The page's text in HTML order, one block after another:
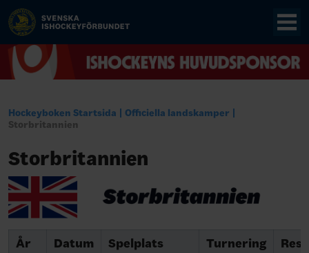
Hockeyboken Startsida
Officiella landskamper
Storbritannien
Storbritannien
År Datum Spelplats Turnering